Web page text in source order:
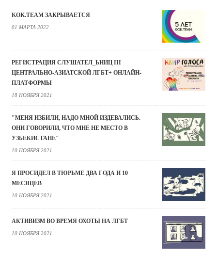
KOK.TEAM ЗАКРЫВАЕТСЯ
01 МАРТА 2022
РЕГИСТРАЦИЯ СЛУШАТЕЛ_ЬНИЦ III
ЦЕНТРАЛЬНО-АЗИАТСКОЙ ЛГБТ+ ОНЛАЙН-
ПЛАТФОРМЫ
18 НОЯБРЯ 2021
"МЕНЯ ИЗБИЛИ, НАДО МНОЙ ИЗДЕВАЛИСЬ.
ОНИ ГОВОРИЛИ, ЧТО МНЕ НЕ МЕСТО В
УЗБЕКИСТАНЕ"
10 НОЯБРЯ 2021
Я ПРОСИДЕЛ В ТЮРЬМЕ ДВА ГОДА И 10
МЕСЯЦЕВ
10 НОЯБРЯ 2021
АКТИВИЗМ ВО ВРЕМЯ ОХОТЫ НА ЛГБТ
10 НОЯБРЯ 2021